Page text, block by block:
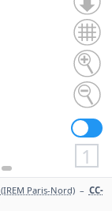
1
(IREM Paris-Nord)– CC-